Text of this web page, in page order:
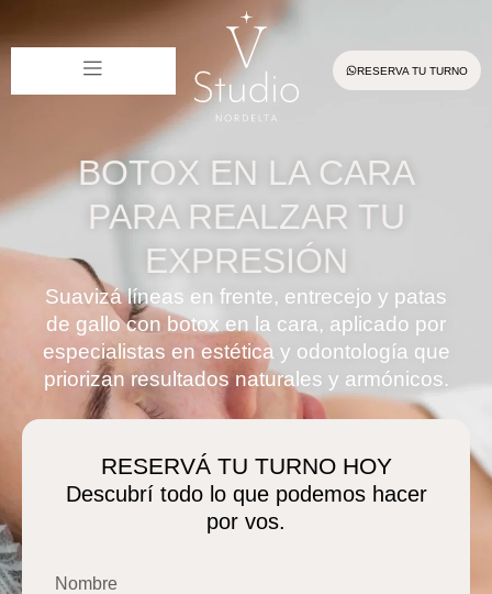
RESERVA TU TURNO
BOTOX EN LA CARA
PARA REALZAR TU
EXPRESIÓN
Suavizá líneas en frente, entrecejo y patas
de gallo con botox en la cara, aplicado por
especialistas en estética y odontología que
priorizan resultados naturales y armónicos.
RESERVÁ TU TURNO HOY
Descubrí todo lo que podemos hacer
por vos.